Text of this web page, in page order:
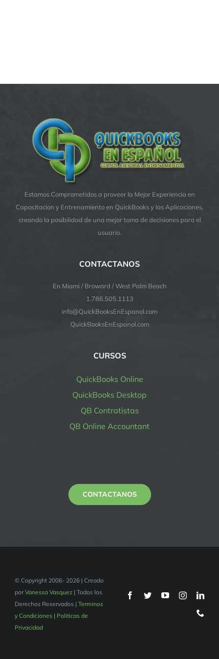
Estamos Comprometidos a proveer la Mejor Experiencia en
Capacitacion y Entrenamiento en QuickBooks y las Aplicaciones,
creando la posibilidad de una mejor toma de decisiones para el
usuario.
CONTACTANOS
En Miami / Broward / West Palm Beach
1.786.505.1113
info@QuickBooksEnEspanol.com
QuickBooksEnEspanol.com
CURSOS
QuickBooks Online
QuickBooks Desktop
QB Contratistas
QB Online Accountant
CONTACTANOS
© Copyright 2006- 2026 | Creado
porVanessa Vasquez| Todos los
Derechos Reservados | Terminos
y Condiciones | Politicas de
Privacidad